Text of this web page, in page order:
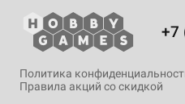
+7
Политика
Правила акций со скидкой